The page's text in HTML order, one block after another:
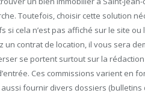
Toutefois, choisir cette solution
si cela n’est pas affiché sur le site ou
un contrat de location, il vous sera
se portent surtout sur la
Ces commissions varient en
fournir divers dossiers